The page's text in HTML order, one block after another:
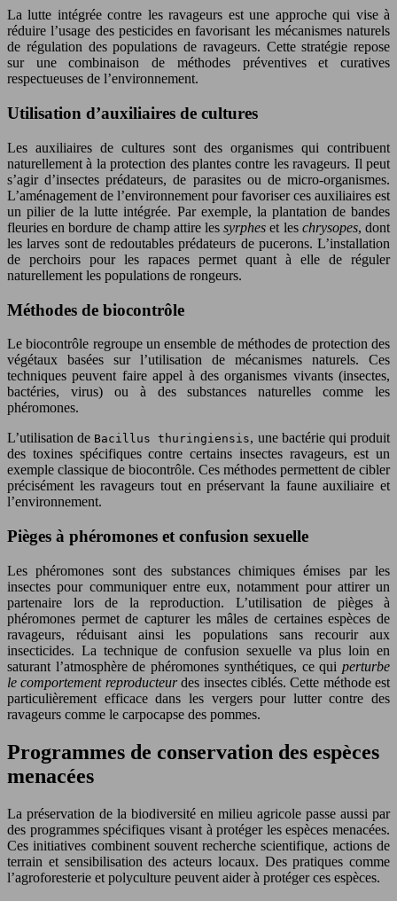
La lutte intégrée contre les ravageurs est une approche qui vise à
réduire l’usage des pesticides en favorisant les mécanismes naturels
de régulation des populations de ravageurs. Cette stratégie repose
sur une combinaison de méthodes préventives et curatives
respectueuses de l’environnement.
Utilisation d’auxiliaires de cultures
Les auxiliaires de cultures sont des organismes qui contribuent
naturellement à la protection des plantes contre les ravageurs. Il peut
s’agir d’insectes prédateurs, de parasites ou de micro-organismes.
L’aménagement de l’environnement pour favoriser ces auxiliaires est
un pilier de la lutte intégrée. Par exemple, la plantation de bandes
fleuries en bordure de champ attire lessyrphes et les chrysopes, dont
les larves sont de redoutables prédateurs de pucerons. L’installation
de perchoirs pour les rapaces permet quant à elle de réguler
naturellement les populations de rongeurs.
Méthodes de biocontrôle
Le biocontrôle regroupe un ensemble de méthodes de protection des
végétaux basées sur l’utilisation de mécanismes naturels. Ces
techniques peuvent faire appel à des organismes vivants (insectes,
bactéries, virus) ou à des substances naturelles comme les
phéromones.
L’utilisation de Bacillus thuringiensis, une bactérie qui produit
des toxines spécifiques contre certains insectes ravageurs, est un
exemple classique de biocontrôle. Ces méthodes permettent de cibler
précisément les ravageurs tout en préservant la faune auxiliaire et
l’environnement.
Pièges à phéromones et confusion sexuelle
Les phéromones sont des substances chimiques émises par les
insectes pour communiquer entre eux, notamment pour attirer un
partenaire lors de la reproduction. L’utilisation de pièges à
phéromones permet de capturer les mâles de certaines espèces de
ravageurs, réduisant ainsi les populations sans recourir aux
insecticides. La technique de confusion sexuelle va plus loin en
saturant l’atmosphère de phéromones synthétiques, ce qui perturbe
le comportement reproducteurdes insectes ciblés. Cette méthode est
particulièrement efficace dans les vergers pour lutter contre des
ravageurs comme le carpocapse des pommes.
Programmes de conservation des espèces
menacées
La préservation de la biodiversité en milieu agricole passe aussi par
des programmes spécifiques visant à protéger les espèces menacées.
Ces initiatives combinent souvent recherche scientifique, actions de
terrain et sensibilisation des acteurs locaux. Des pratiques comme
l’agroforesterie et polyculture peuvent aider à protéger ces espèces.